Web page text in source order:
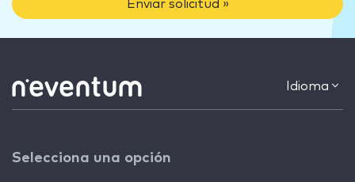
Enviar solicitud »
Idioma
Selecciona una opción